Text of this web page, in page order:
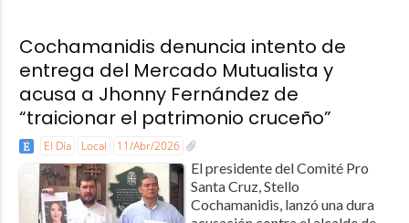
Cochamanidis denuncia intento de
entrega del Mercado Mutualista y
acusa a Jhonny Fernández de
“traicionar el patrimonio cruceño”
El Día Local 11/Abr/2026
El presidente del Comité Pro
Santa Cruz, Stello
Cochamanidis, lanzó una dura